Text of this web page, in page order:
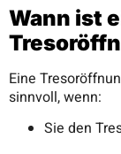
Wann ist
Eine
sinnvoll, wenn:
Sie den